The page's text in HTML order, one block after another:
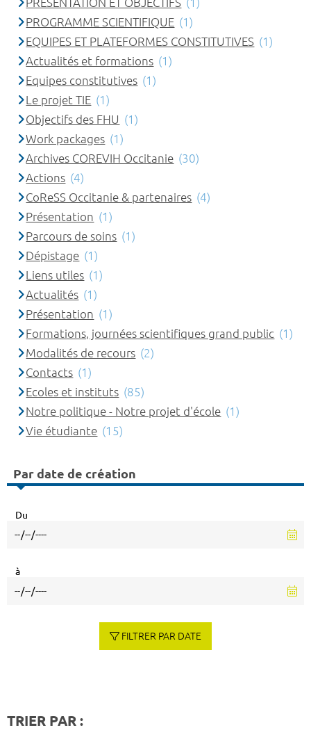
PRÉSENTATION ET OBJECTIFS (1)
PROGRAMME SCIENTIFIQUE (1)
EQUIPES ET PLATEFORMES CONSTITUTIVES (1)
Actualités et formations (1)
Equipes constitutives (1)
Le projet TIE (1)
Objectifs des FHU (1)
Work packages (1)
Archives COREVIH Occitanie (30)
Actions (4)
CoReSS Occitanie & partenaires (4)
Présentation (1)
Parcours de soins (1)
Dépistage (1)
Liens utiles (1)
Actualités (1)
Présentation (1)
Formations, journées scientifiques grand public (1)
Modalités de recours (2)
Contacts (1)
Ecoles et instituts (85)
Notre politique - Notre projet d'école (1)
Vie étudiante (15)
Par date de création
Du
à
FILTRER PAR DATE
TRIER PAR :